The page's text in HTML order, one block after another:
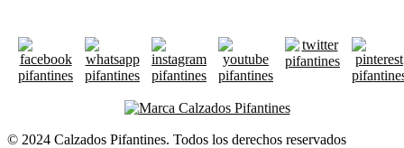
© 2024 Calzados Pifantines. Todos los derechos reservados